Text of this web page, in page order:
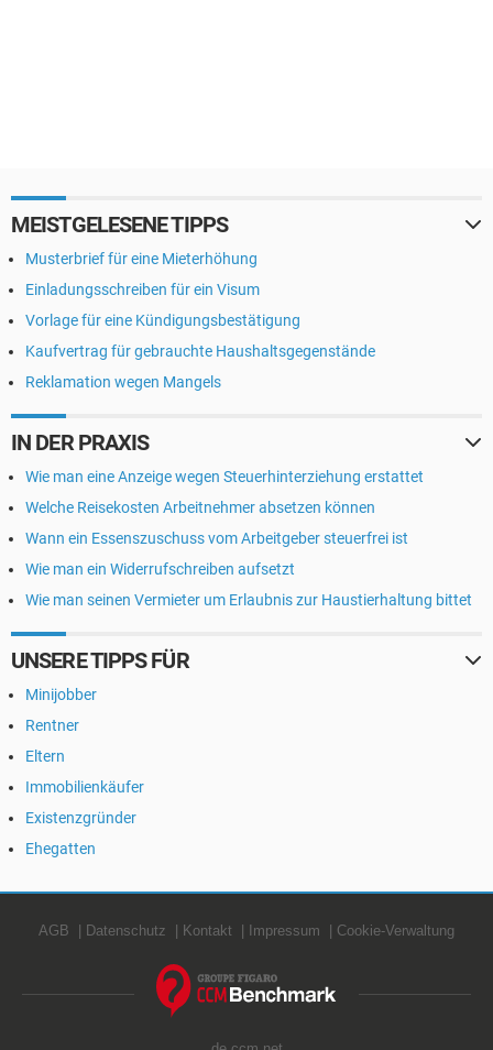
MEISTGELESENE TIPPS
Musterbrief für eine Mieterhöhung
Einladungsschreiben für ein Visum
Vorlage für eine Kündigungsbestätigung
Kaufvertrag für gebrauchte Haushaltsgegenstände
Reklamation wegen Mangels
IN DER PRAXIS
Wie man eine Anzeige wegen Steuerhinterziehung erstattet
Welche Reisekosten Arbeitnehmer absetzen können
Wann ein Essenszuschuss vom Arbeitgeber steuerfrei ist
Wie man ein Widerrufschreiben aufsetzt
Wie man seinen Vermieter um Erlaubnis zur Haustierhaltung bittet
UNSERE TIPPS FÜR
Minijobber
Rentner
Eltern
Immobilienkäufer
Existenzgründer
Ehegatten
AGB Datenschutz Kontakt Impressum Cookie-Verwaltung